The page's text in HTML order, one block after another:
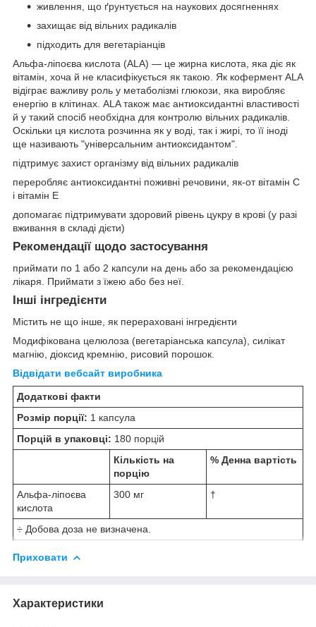
живлення, що ґрунтується на наукових досягненнях
захищає від вільних радикалів
підходить для вегетаріанців
Альфа-ліпоєва кислота (ALA) — це жирна кислота, яка діє як
вітамін, хоча й не класифікується як такою. Як кофермент ALA
відіграє важливу роль у метаболізмі глюкози, яка виробляє
енергію в клітинах. ALA також має антиоксидантні властивості
й у такий спосіб необхідна для контролю вільних радикалів.
Оскільки ця кислота розчинна як у воді, так і жирі, то її іноді
ще називають "універсальним антиоксидантом".
підтримує захист організму від вільних радикалів
переробляє антиоксидантні поживні речовини, як-от вітамін C
і вітамін E
допомагає підтримувати здоровий рівень цукру в крові (у разі
вживання в складі дієти)
Рекомендації щодо застосування
приймати по 1 або 2 капсули на день або за рекомендацією
лікаря. Приймати з їжею або без неї.
Інші інгредієнти
Містить не що інше, як перераховані інгредієнти
Модифікована целюлоза (вегетаріанська капсула), силікат
магнію, діоксид кремнію, рисовий порошок.
Відвідати вебсайт виробника
Додаткові факти
Розмір порції: 1 капсула
Порцій в упаковці: 180 порцій
Кількість на
порцію
% Денна вартість
Альфа-ліпоєва
кислота
300 мг †
÷ Добова доза не визначена.
Приховати
Характеристики